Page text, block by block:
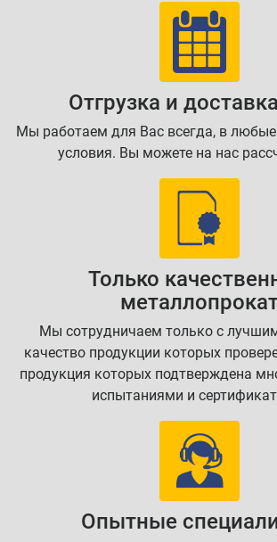
Отгрузка и
Мы работаем для Вас всегда, в
условия. Вы можете на нас
Только
Мы сотрудничаем только с
качество продукции которых
продукция которых подтверждена
испытаниями и
Опытные